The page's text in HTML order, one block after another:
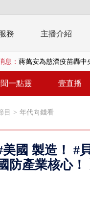
務 主播介紹
息： 柯文哲腳傷復原神速
金防部8小時兩度實彈
在野黨推「未來帳戶
【新聞一點靈】慈濟
一點靈 壹直播
目 > 年代向錢看
美國 製造！
防產業核心！